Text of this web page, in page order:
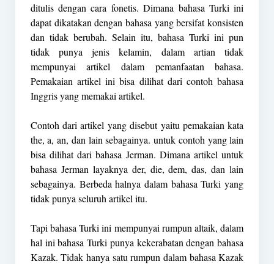
ditulis dengan cara fonetis. Dimana bahasa Turki ini
dapat dikatakan dengan bahasa yang bersifat konsisten
dan tidak berubah. Selain itu, bahasa Turki ini pun
tidak punya jenis kelamin, dalam artian tidak
mempunyai artikel dalam pemanfaatan bahasa.
Pemakaian artikel ini bisa dilihat dari contoh bahasa
Inggris yang memakai artikel.
Contoh dari artikel yang disebut yaitu pemakaian kata
the, a, an, dan lain sebagainya. untuk contoh yang lain
bisa dilihat dari bahasa Jerman. Dimana artikel untuk
bahasa Jerman layaknya der, die, dem, das, dan lain
sebagainya. Berbeda halnya dalam bahasa Turki yang
tidak punya seluruh artikel itu.
Tapi bahasaTurki ini mempunyai rumpun altaik, dalam
hal ini bahasa Turki punya kekerabatan dengan bahasa
Kazak. Tidak hanya satu rumpun dalam bahasa Kazak